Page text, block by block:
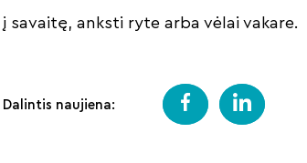
į savaitę, anksti ryte arba vėlai vakare.
Dalintis naujiena: